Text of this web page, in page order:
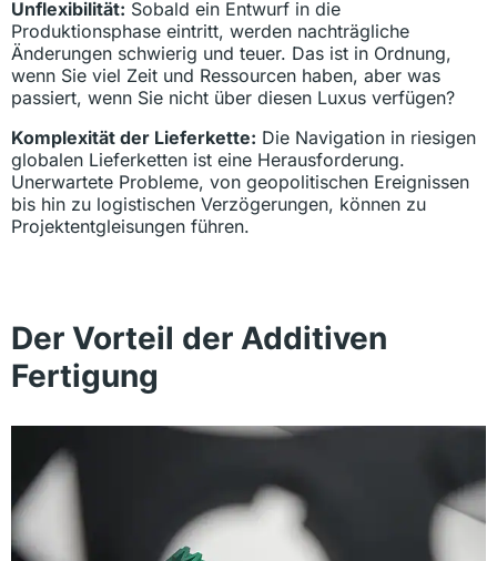
Unflexibilität: Sobald ein Entwurf in die
Produktionsphase eintritt, werden nachträgliche
Änderungen schwierig und teuer. Das ist in Ordnung,
wenn Sie viel Zeit und Ressourcen haben, aber was
passiert, wenn Sie nicht über diesen Luxus verfügen?
Komplexität der Lieferkette: Die Navigation in riesigen
globalen Lieferketten ist eine Herausforderung.
Unerwartete Probleme, von geopolitischen Ereignissen
bis hin zu logistischen Verzögerungen, können zu
Projektentgleisungen führen.
Der Vorteil der Additiven
Fertigung